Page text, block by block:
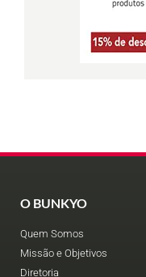
O BUNKYO
Quem Somos
Missão e Objetivos
Diretoria